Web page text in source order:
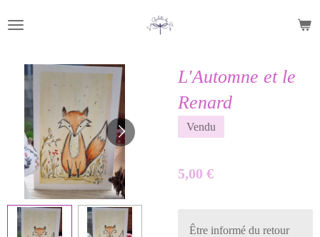
principal
L'Automne et le
Renard
Vendu
5,00 €
Être informé du retour